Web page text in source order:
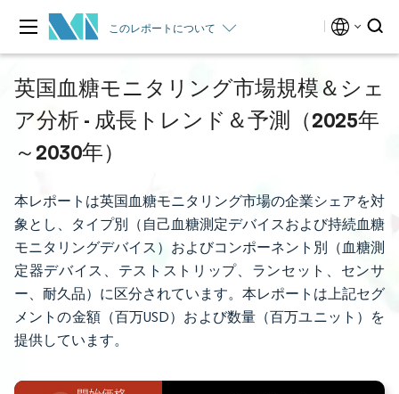
このレポートについて
英国血糖モニタリング市場規模＆シェ
ア分析 - 成長トレンド＆予測（2025年
～2030年）
本レポートは英国血糖モニタリング市場の企業シェアを対
象とし、タイプ別（自己血糖測定デバイスおよび持続血糖
モニタリングデバイス）およびコンポーネント別（血糖測
定器デバイス、テストストリップ、ランセット、センサ
ー、耐久品）に区分されています。本レポートは上記セグ
メントの金額（百万USD）および数量（百万ユニット）を
提供しています。